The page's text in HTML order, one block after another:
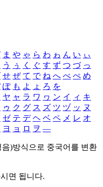
ま や ゃ ら わ ゎ ん い ぃ
う ぅ く ぐ す ず つ づ っ
せ ぜ て で ね へ べ ぺ め
ぽ も よ ょ ろ を
ヤ ャ ラ ワ ヮ ン イ ィ キ
ゥ ク グ ス ズ ツ ヅ ッ ヌ
ゼ テ デ ヘ ベ ペ メ レ オ
ヨ ョ ロ ヲ ―
음)방식으로 중국어를 변환
면 됩니다.